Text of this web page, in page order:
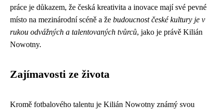
práce je důkazem, že česká kreativita a inovace mají své pevné
místo na mezinárodní scéně a že budoucnost české kultury je v
rukou odvážných a talentovaných tvůrců, jako je právě Kilián
Nowotny.
Zajímavosti ze života
Kromě fotbalového talentu je Kilián Nowotny známý svou